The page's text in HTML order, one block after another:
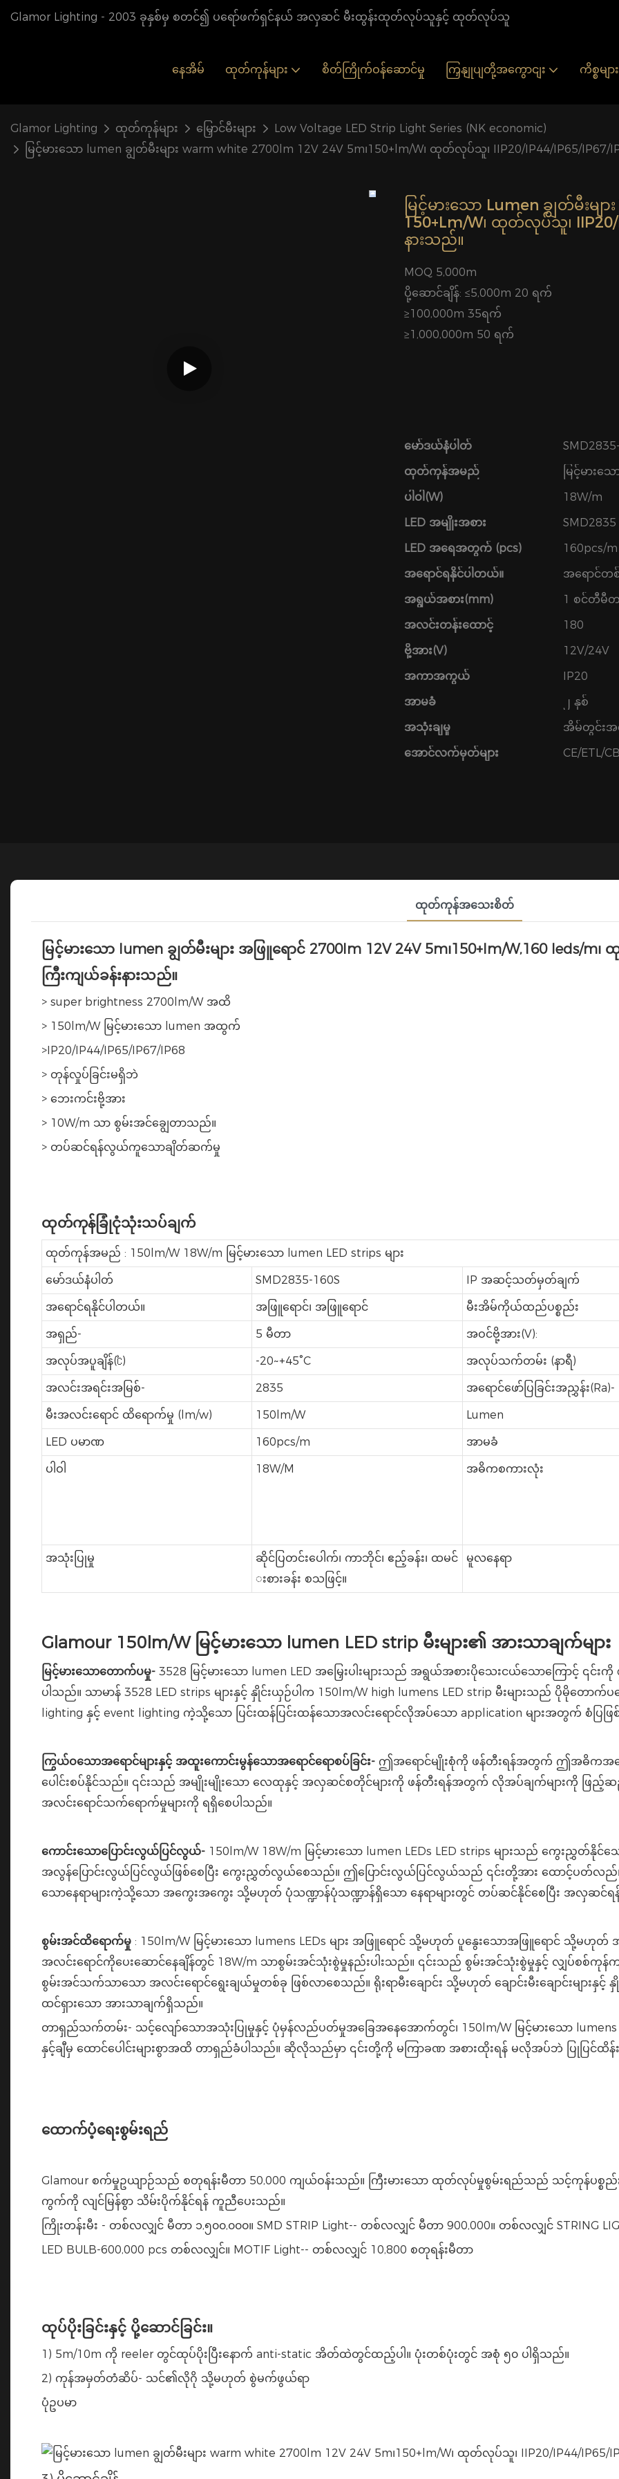
Glamor Lighting - 2003 ခုနှစ်မှ စတင်၍ ပရော်ဖက်ရှင်နယ် အလှဆင် မီးထွန်းထုတ်လုပ်သူနှင့် ထုတ်လုပ်သူ
နေအိမ် ထုတ်ကုန်များ စိတ်ကြိုက်ဝန်ဆောင်မှု ကြှနျုပျတို့အကွောငျး ကိစ္စများ
Glamor Lighting ထုတ်ကုန်များ မြှောင်မီးများ
Low Voltage LED Strip Light Series (NK economic)
မြင့်မားသော lumen ချွတ်မီးများ warm white 2700lm 12V 24V 5m၊150+lm/W၊ ထုတ်လုပ်သူ၊ IIP20/IP44/IP65/
မြင့်မားသော Lumen ချွတ်မီးမျ
150+lm/W၊ ထုတ်လုပ်သူ၊ IIP20/
နားသည်။
MOQ 5,000m
ပို့ဆောင်ချိန်: ≤5,000m 20 ရက်
≥100,000m 35ရက်
≥1,000,000m 50 ရက်
မော်ဒယ်နံပါတ်
ထုတ်ကုန်အမည်
မြင့်မားသ
ပါဝါ(W)
18W/m
LED အမျိုးအစား
SMD2835
LED အရေအတွက် (pcs)
160pcs/m
အရောင်ရနိုင်ပါတယ်။
အရောင်တ
အရွယ်အစား(mm)
1 စင်တီမီ
အလင်းတန်းထောင့်
180
ဗို့အား(V)
12V/24V
အကာအကွယ်
IP20
အာမခံ
၂ နှစ်
အသုံးချမှု
အိမ်တွင်း
အောင်လက်မှတ်များ
CE/ETL/
ထုတ်ကုန်အသေးစိတ်
မြင့်မားသော lumen ချွတ်မီးများ အဖြူရောင် 2700lm 12V 24V 5m၊150+lm/W,160 leds/m
ကြီးကျယ်ခန်းနားသည်။
> super brightness 2700lm/W အထိ
> 150lm/W မြင့်မားသော lumen အထွက်
>IP20/IP44/IP65/IP67/IP68
> တုန်လှုပ်ခြင်းမရှိဘဲ
> ဘေးကင်းဗို့အား
> 10W/m သာ စွမ်းအင်ချွေတာသည်။
> တပ်ဆင်ရန်လွယ်ကူသောချိတ်ဆက်မှု
ထုတ်ကုန်ခြုံငုံသုံးသပ်ချက်
ထုတ်ကုန်အမည် : 150lm/W 18W/m မြင့်မားသော lumen LED strips များ
မော်ဒယ်နံပါတ် SMD2835-160S IP အဆင့်သတ်မှတ်ချက်
အရောင်ရနိုင်ပါတယ်။ အဖြူရောင်၊ အဖြူရောင် မီးအိမ်ကိုယ်ထည်ပစ္စည်း
အရှည်- 5 မီတာ အဝင်ဗို့အား(V):
အလုပ်အပူချိန်(℃) -20~+45°C အလုပ်သက်တမ်း (နာရီ)
အလင်းအရင်းအမြစ်- 2835 အရောင်ဖော်ပြခြင်းအညွှန်း(Ra)-
မီးအလင်းရောင် ထိရောက်မှု (lm/w) 150lm/W Lumen
LED ပမာဏ 160pcs/m အာမခံ
ပါဝါ 18W/M အဓိကစကားလုံး
အသုံးပြုမှု
ဆိုင်ပြတင်းပေါက်၊ ကာဘိုင်၊ ဧည့်ခန်း၊ ထမင်
းစားခန်း စသဖြင့်။
မူလနေရာ
Glamour 150lm/W မြင့်မားသော lumen LED strip မီးများ၏ အားသာချက်များ
မြင့်မားသောတောက်ပမှု- 3528 မြင့်မားသော lumen LED အမြှေးပါးများသည် အရွယ်အစားပိုသေးငယ်သောကြောင့် ၎င်
ပါသည်။ သာမာန် 3528 LED strips များနှင့် နှိုင်းယှဉ်ပါက 150lm/W high lumens LED strip မီးများသည် ပိုမိုတော
lighting နှင့် event lighting ကဲ့သို့သော ပြင်းထန်ပြင်းထန်သောအလင်းရောင်လိုအပ်သော application များအတွက် စံပြဖြ
ကြွယ်ဝသောအရောင်များနှင့် အထူးကောင်းမွန်သောအရောင်ရောစပ်ခြင်း- ဤအရောင်မျိုးစုံကို ဖန်တီးရန်အတွက် ဤအဓိကအရော
ပေါင်းစပ်နိုင်သည်။ ၎င်းသည် အမျိုးမျိုးသော လေထုနှင့် အလှဆင်စတိုင်များကို ဖန်တီးရန်အတွက် လိုအပ်ချက်များကို ဖြည့်ဆည်
အလင်းရောင်သက်ရောက်မှုများကို ရရှိစေပါသည်။
ကောင်းသောပြောင်းလွယ်ပြင်လွယ်- 150lm/W 18W/m မြင့်မားသော lumen LEDs LED strips များသည် ကွေးညွှတ်နို
အလွန်ပြောင်းလွယ်ပြင်လွယ်ဖြစ်စေပြီး ကွေးညွှတ်လွယ်စေသည်။ ဤပြောင်းလွယ်ပြင်လွယ်သည် ၎င်းတို့အား ထောင့်ပတ်လည်၊
သောနေရာများကဲ့သို့သော အကွေးအကွေး သို့မဟုတ် ပုံသဏ္ဍာန်ပုံသဏ္ဍာန်ရှိသော နေရာများတွင် တပ်ဆင်နိုင်စေပြီး အလှဆင်ရန်
စွမ်းအင်ထိရောက်မှု : 150lm/W မြင့်မားသော lumens LEDs များ အဖြူရောင် သို့မဟုတ် ပူနွေးသောအဖြူရောင် သို့မဟုတ်
အလင်းရောင်ကိုပေးဆောင်နေချိန်တွင် 18W/m သာစွမ်းအင်သုံးစွဲမှုနည်းပါးသည်။ ၎င်းသည် စွမ်းအင်သုံးစွဲမှုနှင့် လျှပ်စစ်ကုန်က
စွမ်းအင်သက်သာသော အလင်းရောင်ရွေးချယ်မှုတစ်ခု ဖြစ်လာစေသည်။ ရိုးရာမီးချောင်း သို့မဟုတ် ချောင်းမီးချောင်းမျာ
ထင်ရှားသော အားသာချက်ရှိသည်။
တာရှည်သက်တမ်း- သင့်လျော်သောအသုံးပြုမှုနှင့် ပုံမှန်လည်ပတ်မှုအခြေအနေအောက်တွင်၊ 150lm/W မြင့်မားသော lumens
နှင့်ချီမှ ထောင်ပေါင်းများစွာအထိ တာရှည်ခံပါသည်။ ဆိုလိုသည်မှာ ၎င်းတို့ကို မကြာခဏ အစားထိုးရန် မလိုအပ်ဘဲ ပြုပြင်ထိန်
ထောက်ပံ့ရေးစွမ်းရည်
Glamour စက်မှုဥယျာဉ်သည် စတုရန်းမီတာ 50,000 ကျယ်ဝန်းသည်။ ကြီးမားသော ထုတ်လုပ်မှုစွမ်းရည်သည် သင့်ကုန်ပစ္စည်းမ
ကွက်ကို လျင်မြန်စွာ သိမ်းပိုက်နိုင်ရန် ကူညီပေးသည်။
ကြိုးတန်းမီး - တစ်လလျှင် မီတာ ၁,၅၀၀,၀၀၀။ SMD STRIP Light-- တစ်လလျှင် မီတာ 900,000။ တစ်လလျှင် STRING
LED BULB-600,000 pcs တစ်လလျှင်။ MOTIF Light-- တစ်လလျှင် 10,800 စတုရန်းမီတာ
ထုပ်ပိုးခြင်းနှင့် ပို့ဆောင်ခြင်း။
1) 5m/10m ကို reeler တွင်ထုပ်ပိုးပြီးနောက် anti-static အိတ်ထဲတွင်ထည့်ပါ။ ပုံးတစ်ပုံးတွင် အစုံ ၅၀ ပါရှိသည်။
2) ကုန်အမှတ်တံဆိပ်- သင်၏လိုဂို သို့မဟုတ် စွဲမက်ဖွယ်ရာ
ပုံဥပမာ